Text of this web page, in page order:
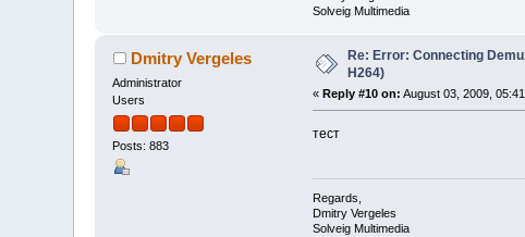
Solveig Multimedia
Dmitry Vergeles
Administrator
Users
Posts: 883
Re: Error: Connecting
H264)
« Reply #10 on: August 03, 2009,
тест
Regards,
Dmitry Vergeles
Solveig Multimedia